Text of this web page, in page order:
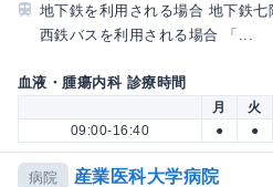
地下鉄を利用される場合 地下鉄
西鉄バスを利用される場合 「...
血液・腫瘍内科 診療時間
月 火
09:00-16:40
● ●
病院 産業医科大学病院